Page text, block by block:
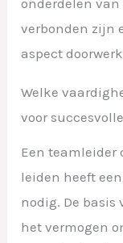
onderdelen
verbonden zijn
aspect
Welke
voor
Een
leiden heeft
nodig. De
het vermogen